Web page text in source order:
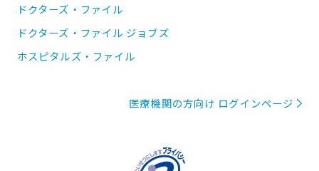
ドクターズ・ファイル
ドクターズ・ファイル ジョブズ
ホスピタルズ・ファイル
医療機関の方向け ログインページ